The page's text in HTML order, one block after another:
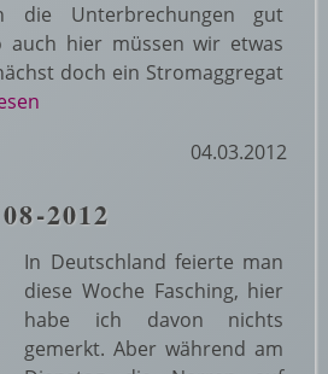
die Unterbrechungen gut
auch hier müssen wir etwas
doch ein Stromaggregat
04.03.2012
2012
In Deutschland feierte man
diese Woche Fasching, hier
habe ich davon nichts
gemerkt. Aber während am